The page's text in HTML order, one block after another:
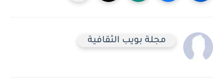
مجلة بويب الثقافية